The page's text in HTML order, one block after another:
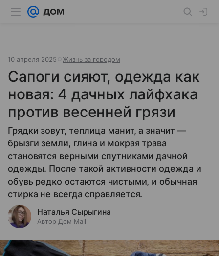
10 апреля 2025 Жизнь за городом
Сапоги сияют, одежда как
новая: 4 дачных лайфхака
против весенней грязи
Грядки зовут, теплица манит, а значит —
брызги земли, глина и мокрая трава
становятся верными спутниками дачной
одежды. После такой активности одежда и
обувь редко остаются чистыми, и обычная
стирка не всегда справляется.
Наталья Сырыгина
Автор Дом Mail